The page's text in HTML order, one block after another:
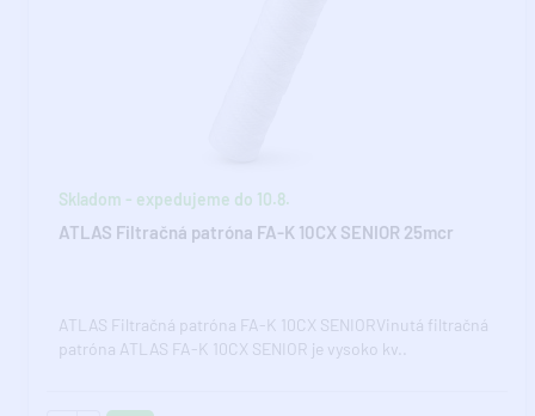
Skladom - expedujeme do 10.8.
ATLAS Filtračná patróna FA-K 10CX SENIOR 25mcr
ATLAS Filtračná patróna FA-K 10CX SENIORVinutá filtračná
patróna ATLAS FA-K 10CX SENIOR je vysoko kv..